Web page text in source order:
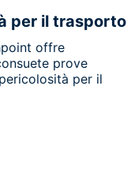
per il trasporto
offre
prove
per il